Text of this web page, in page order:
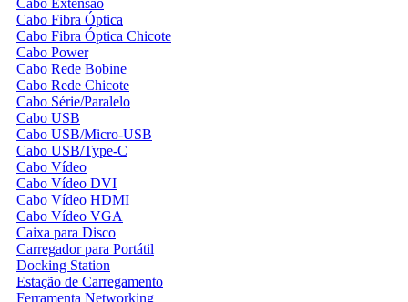
Cabo Extensão
Cabo Fibra Óptica
Cabo Fibra Óptica Chicote
Cabo Power
Cabo Rede Bobine
Cabo Rede Chicote
Cabo Série/Paralelo
Cabo USB
Cabo USB/Micro-USB
Cabo USB/Type-C
Cabo Vídeo
Cabo Vídeo DVI
Cabo Vídeo HDMI
Cabo Vídeo VGA
Caixa para Disco
Carregador para Portátil
Docking Station
Estação de Carregamento
Ferramenta Networking